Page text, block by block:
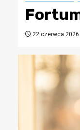
22 czerwca 2026